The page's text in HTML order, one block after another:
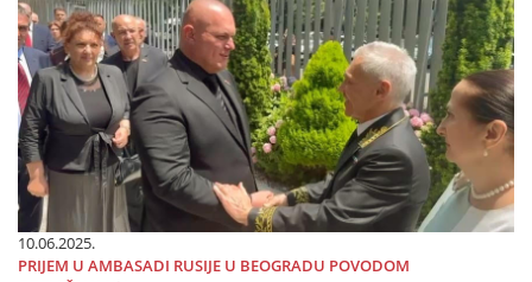
10.06.2025.
PRIЈEM U AMBASADI RUSIЈE U BEOGRADU POVODOM